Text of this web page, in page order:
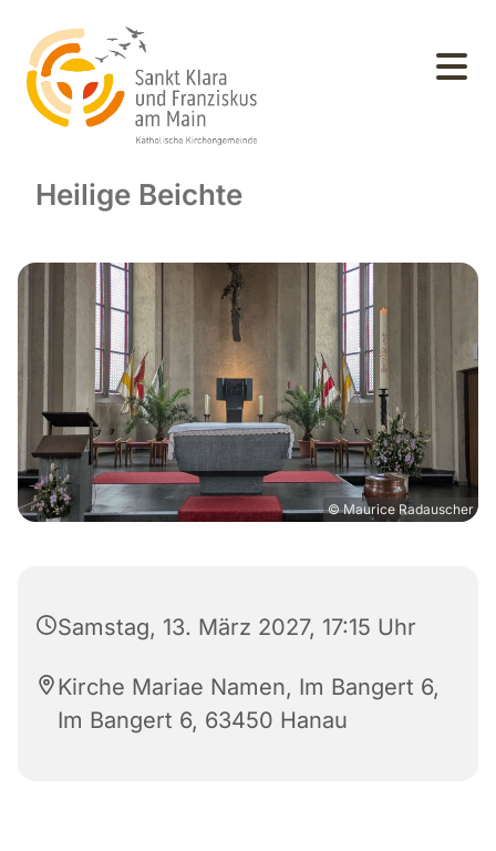
Heilige Beichte
© Maurice Radauscher
Samstag, 13. März 2027, 17:15 Uhr
Kirche Mariae Namen, Im Bangert 6,
Im Bangert 6, 63450 Hanau